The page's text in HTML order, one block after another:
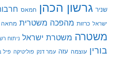
שניר גרשון הכהן חמאס
ישראל כרזות מהפכה משטרית מחאה
משטרה משטרת ישראל ניתוח
בורין עוצמה עזה עמר דנק פוליטיקה פיל